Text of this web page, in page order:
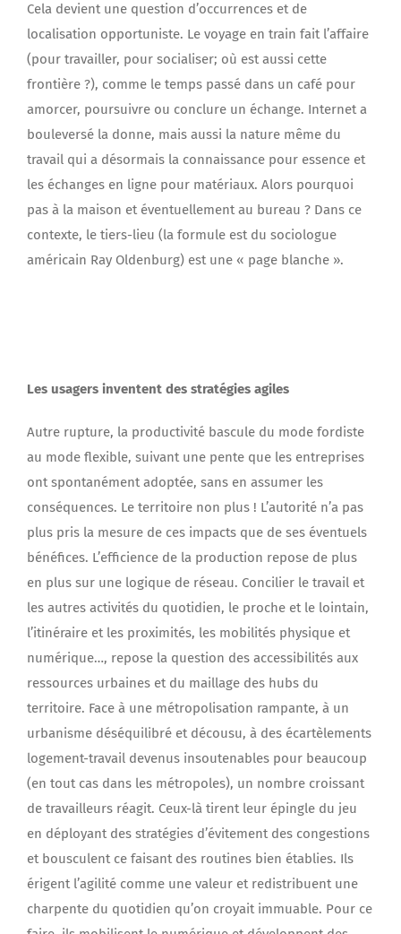
Cela devient une question d’occurrences et de
localisation opportuniste. Le voyage en train fait l’affaire
(pour travailler, pour socialiser; où est aussi cette
frontière ?), comme le temps passé dans un café pour
amorcer, poursuivre ou conclure un échange. Internet a
bouleversé la donne, mais aussi la nature même du
travail qui a désormais la connaissance pour essence et
les échanges en ligne pour matériaux. Alors pourquoi
pas à la maison et éventuellement au bureau ? Dans ce
contexte, le tiers-lieu (la formule est du sociologue
américain Ray Oldenburg) est une « page blanche ».
Les usagers inventent des stratégies agiles
Autre rupture, la productivité bascule du mode fordiste
au mode flexible, suivant une pente que les entreprises
ont spontanément adoptée, sans en assumer les
conséquences. Le territoire non plus ! L’autorité n’a pas
plus pris la mesure de ces impacts que de ses éventuels
bénéfices. L’efficience de la production repose de plus
en plus sur une logique de réseau. Concilier le travail et
les autres activités du quotidien, le proche et le lointain,
l’itinéraire et les proximités, les mobilités physique et
numérique…, repose la question des accessibilités aux
ressources urbaines et du maillage des hubs du
territoire. Face à une métropolisation rampante, à un
urbanisme déséquilibré et décousu, à des écartèlements
logement-travail devenus insoutenables pour beaucoup
(en tout cas dans les métropoles), un nombre croissant
de travailleurs réagit. Ceux-là tirent leur épingle du jeu
en déployant des stratégies d’évitement des congestions
et bousculent ce faisant des routines bien établies. Ils
érigent l’agilité comme une valeur et redistribuent une
charpente du quotidien qu’on croyait immuable. Pour ce